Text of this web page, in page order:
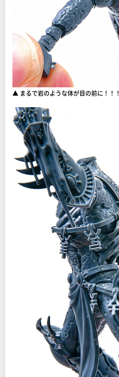
▲ まるで岩のような体が目の前に！！！